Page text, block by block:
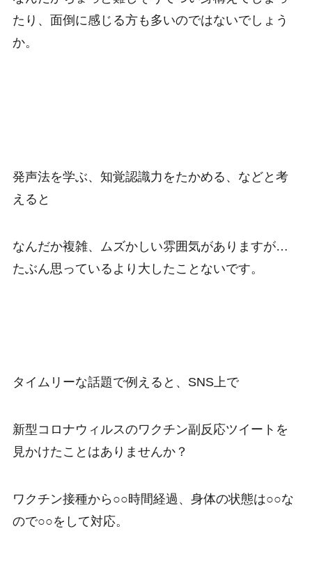
たり、面倒に感じる方も多いのではないでしょう
か。
発声法を学ぶ、知覚認識力をたかめる、などと考
えると
なんだか複雑、ムズかしい雰囲気がありますが…
たぶん思っているより大したことないです。
タイムリーな話題で例えると、SNS上で
新型コロナウィルスのワクチン副反応ツイートを
見かけたことはありませんか？
ワクチン接種から○○時間経過、身体の状態は○○な
ので○○をして対応。